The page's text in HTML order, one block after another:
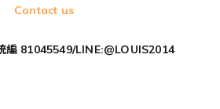
Contact us
編 81045549/LINE:@LOUIS2014